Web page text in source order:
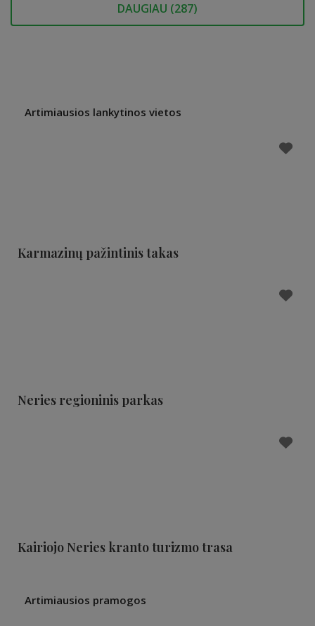
DAUGIAU (287)
Artimiausios lankytinos vietos
Karmazinų pažintinis takas
Neries regioninis parkas
Kairiojo Neries kranto turizmo trasa
Artimiausios pramogos